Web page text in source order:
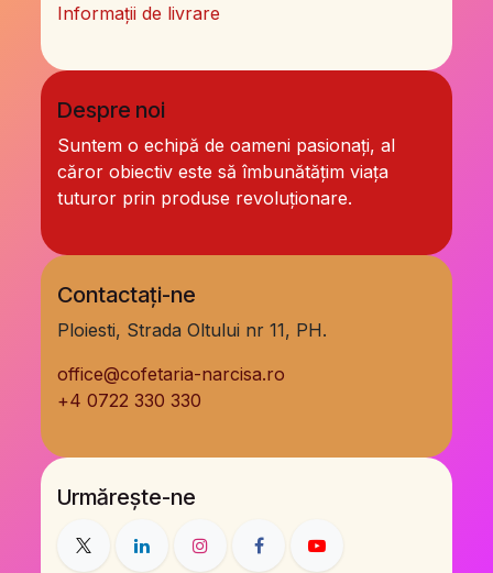
Informații de livrare
Despre noi
Suntem o echipă de oameni pasionați, al
căror obiectiv este să îmbunătățim viața
tuturor prin produse revoluționare.
Contactați-ne
Ploiesti, Strada Oltului nr 11, PH.
office@cofetaria-narcisa.ro
+4 0722 330 330
Urmărește-ne